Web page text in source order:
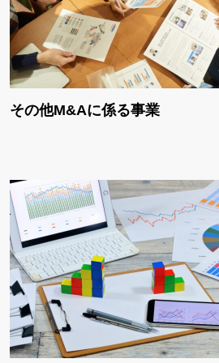
その他M&Aに係る事業